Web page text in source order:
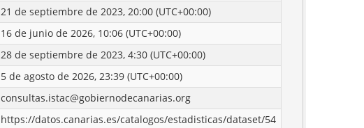
21 de septiembre de 2023, 20:00 (UTC+00:00)
16 de junio de 2026, 10:06 (UTC+00:00)
28 de septiembre de 2023, 4:30 (UTC+00:00)
5 de agosto de 2026, 23:39 (UTC+00:00)
consultas.istac@gobiernodecanarias.org
https://datos.canarias.es/catalogos/estadisticas/dataset/54